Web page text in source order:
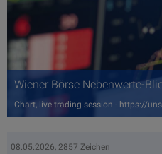
Wiener Börse Nebenwerte-
Chart, live trading session - https://
08.05.2026, 2857 Zeichen